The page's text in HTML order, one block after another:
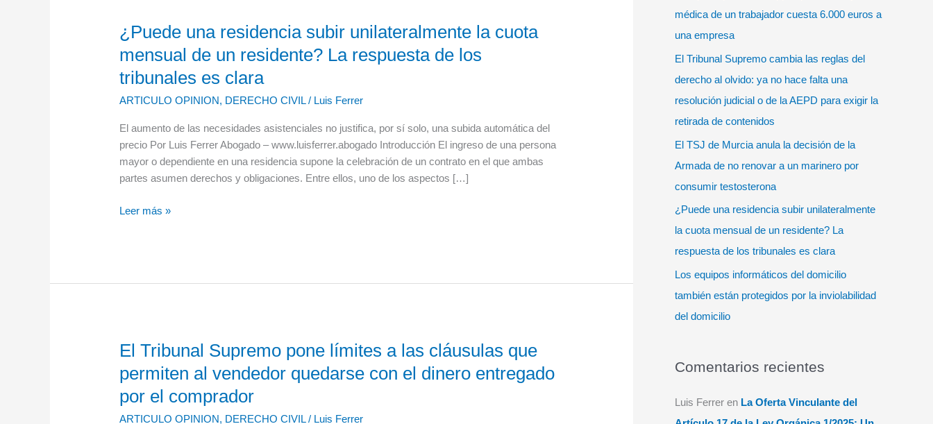
¿Puede una residencia subir unilateralmente la cuota
mensual de un residente? La respuesta de los
tribunales es clara
ARTICULO OPINION, DERECHO CIVIL/ Luis Ferrer
El aumento de las necesidades asistenciales no justifica, por sí solo, una subida automática del
precio Por Luis Ferrer Abogado – www.luisferrer.abogado Introducción El ingreso de una persona
mayor o dependiente en una residencia supone la celebración de un contrato en el que ambas
partes asumen derechos y obligaciones. Entre ellos, uno de los aspectos […]
¿Puede
una
residencia
subir
unilateralmente
cuota
mensual
de
un
La
Leer más »
El Tribunal Supremo pone límites a las cláusulas que
permiten al vendedor quedarse con el dinero entregado
por el comprador
ARTICULO OPINION, DERECHO CIVIL/ Luis Ferrer
El
Supremo
pone
límites
médica de un trabajador cuesta 6.000 euros a
una empresa
El Tribunal Supremo cambia las reglas del
derecho al olvido: ya no hace falta una
resolución judicial o de la AEPD para exigir la
retirada de contenidos
El TSJ de Murcia anula la decisión de la
Armada de no renovar a un marinero por
consumir testosterona
¿Puede una residencia subir unilateralmente
la cuota mensual de un residente? La
respuesta de los tribunales es clara
Los equipos informáticos del domicilio
también están protegidos por la inviolabilidad
del domicilio
Comentarios recientes
Luis Ferrer en La Oferta Vinculante del